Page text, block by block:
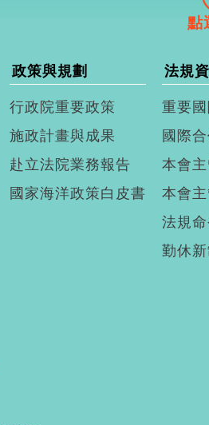
政策與規劃
行政院重要政策
施政計畫與成果
赴立法院業務報告
國家海洋政策白皮書
法規
重要
國際
本會
本會
法規
勤休